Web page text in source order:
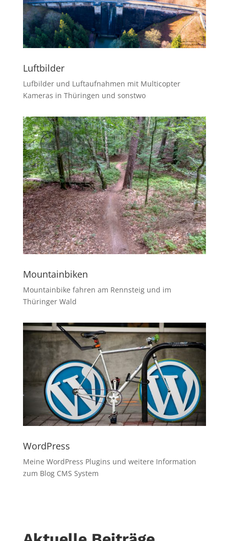
Luftbilder
Lufbilder und Luftaufnahmen mit Multicopter
Kameras in Thüringen und sonstwo
Mountainbiken
Mountainbike fahren am Rennsteig und im
Thüringer Wald
WordPress
Meine WordPress Plugins und weitere Information
zum Blog CMS System